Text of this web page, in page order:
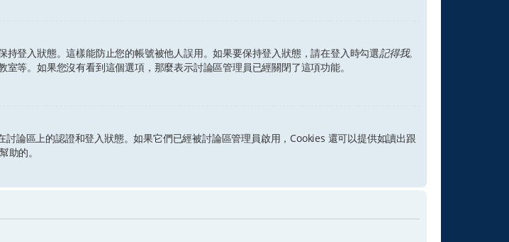
登入狀態。這樣能防止您的帳號被他人誤用。如果要保持登入狀態，請在登入時勾選記得我。
等。如果您沒有看到這個選項，那麼表示討論區管理員已經關閉了這項功能。
論區上的認證和登入狀態。如果它們已經被討論區管理員啟用，Cookies 還可以提供如讀出跟
助的。